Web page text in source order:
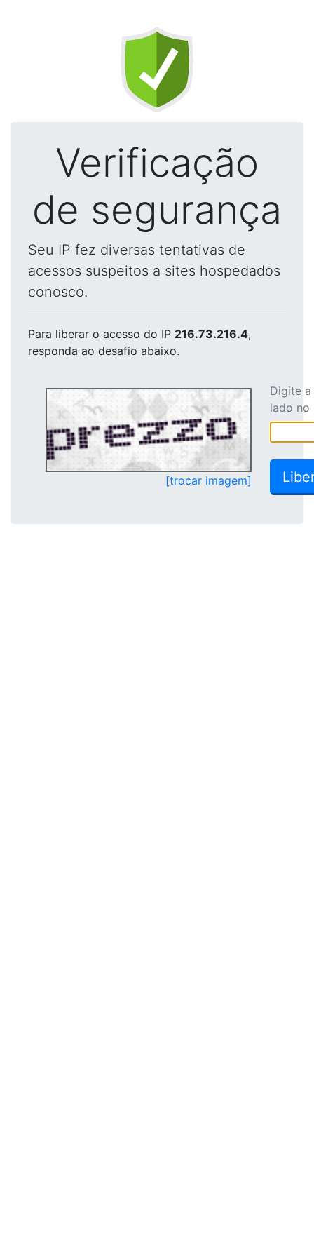
Verificação
de segurança
Seu IP fez diversas tentativas de
acessos suspeitos a sites hospedados
conosco.
Para liberar o acesso do IP 216.73.216.4,
responda ao desafio abaixo.
[trocar imagem]
Digite
lado no